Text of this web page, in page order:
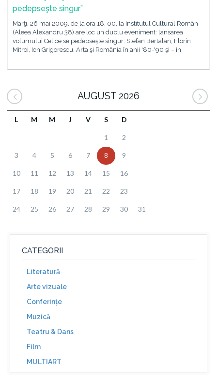
pedepseşte singur”
Marţi, 26 mai 2009, de la ora 18. 00, la Institutul Cultural Român
(Aleea Alexandru 38) are loc un dublu eveniment: lansarea
volumului Cel ce se pedepseşte singur: Stefan Bertalan, Florin
Mitroi, Ion Grigorescu. Arta şi România în anii '80-'90 şi – în
AUGUST 2026
L M M J V S D
1 2
3 4 5 6 7 8 9
10 11 12 13 14 15 16
17 18 19 20 21 22 23
24 25 26 27 28 29 30 31
CATEGORII
Literatură
Arte vizuale
Conferinţe
Muzică
Teatru & Dans
Film
MULTIART